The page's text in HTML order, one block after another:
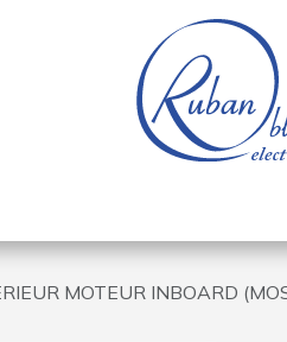
MOTEUR INBOARD